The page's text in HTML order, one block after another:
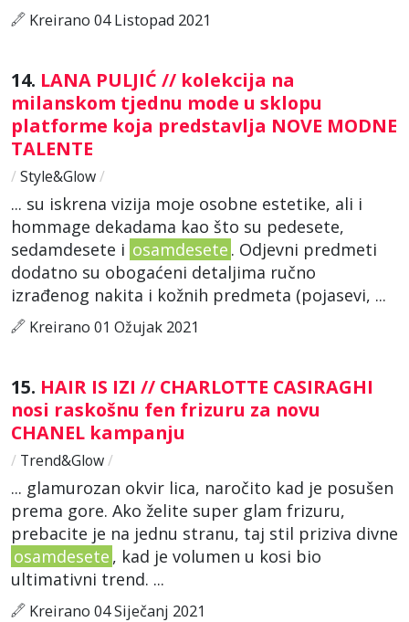
Kreirano 04 Listopad 2021
14. LANA PULJIĆ // kolekcija na
milanskom tjednu mode u sklopu
platforme koja predstavlja NOVE MODNE
TALENTE
/ Style&Glow/
... su iskrena vizija moje osobne estetike, ali i
hommage dekadama kao što su pedesete,
sedamdesete i osamdesete . Odjevni predmeti
dodatno su obogaćeni detaljima ručno
izrađenog nakita i kožnih predmeta (pojasevi, ...
Kreirano 01 Ožujak 2021
15. HAIR IS IZI // CHARLOTTE CASIRAGHI
nosi raskošnu fen frizuru za novu
CHANEL kampanju
/ Trend&Glow/
... glamurozan okvir lica, naročito kad je posušen
prema gore. Ako želite super glam frizuru,
prebacite je na jednu stranu, taj stil priziva divne
osamdesete , kad je volumen u kosi bio
ultimativni trend. ...
Kreirano 04 Siječanj 2021